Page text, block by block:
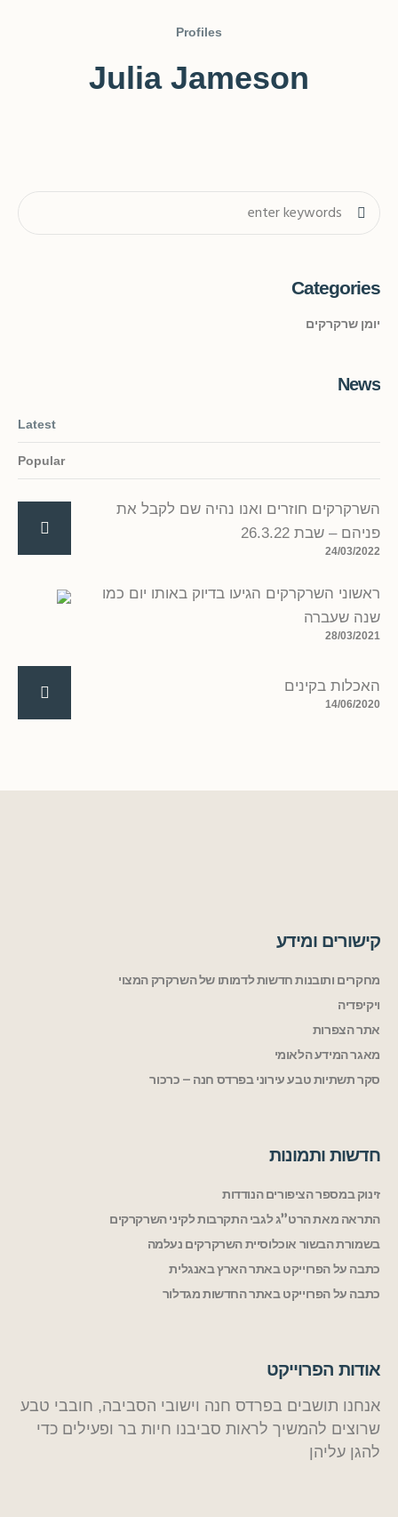
Profiles
Julia Jameson
Categories
יומן שרקרקים
News
Latest
Popular
השרקרקים חוזרים ואנו נהיה שם לקבל את
פניהם – שבת 26.3.22
24/03/2022
ראשוני השרקרקים הגיעו בדיוק באותו יום כמו
שנה שעברה
28/03/2021
האכלות בקינים
14/06/2020
קישורים ומידע
מחקרים ותובנות חדשות לדמותו של השרקרק המצוי
ויקיפדיה
אתר הצפרות
מאגר המידע הלאומי
סקר תשתיות טבע עירוני בפרדס חנה – כרכור
חדשות ותמונות
זינוק במספר הציפורים הנודדות
התראה מאת הרט”ג לגבי התקרבות לקיני השרקרקים
בשמורת הבשור אוכלוסיית השרקרקים נעלמה
כתבה על הפרוייקט באתר הארץ באנגלית
כתבה על הפרוייקט באתר החדשות מגדלור
אודות הפרוייקט
אנחנו תושבים בפרדס חנה וישובי הסביבה, חובבי טבע
שרוצים להמשיך לראות סביבנו חיות בר ופעילים כדי
להגן עליהן